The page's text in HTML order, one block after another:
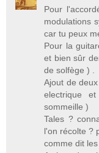
Pour
modulations
car tu peux
Pour la
et bien sûr
de solfège ) .
Ajout de
electrique
sommeille )
Tales ?
l'on récolte ?
comme dit les